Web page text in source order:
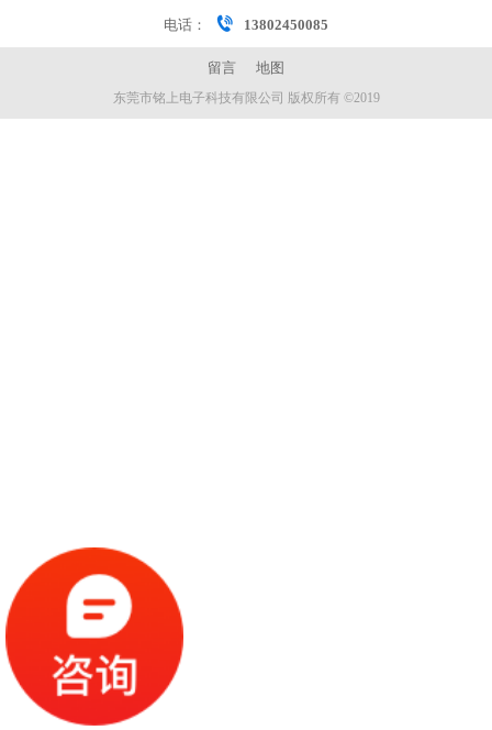
电话： 13802450085
留言 地图
东莞市铭上电子科技有限公司 版权所有 ©2019